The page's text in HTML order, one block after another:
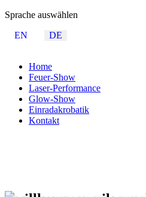
Sprache auswählen
EN
DE
Home
Feuer-Show
Laser-Performance
Glow-Show
Einradakrobatik
Kontakt